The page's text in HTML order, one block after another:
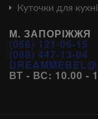
Куточки для
М. ЗАПОРІЖЖЯ
(066) 121-06-15
(068) 447-13-04
ВТ - ВС: 10.00 -